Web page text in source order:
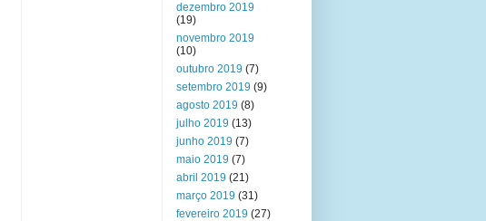
dezembro 2019
(19)
novembro 2019
(10)
outubro 2019 (7)
setembro 2019 (9)
agosto 2019 (8)
julho 2019 (13)
junho 2019 (7)
maio 2019 (7)
abril 2019 (21)
março 2019 (31)
fevereiro 2019 (27)